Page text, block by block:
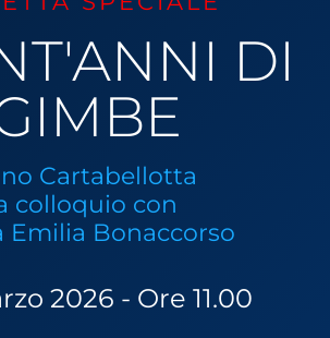
DI
Cartabellotta
colloquio con
Emilia Bonaccorso
2026 - Ore 11.00